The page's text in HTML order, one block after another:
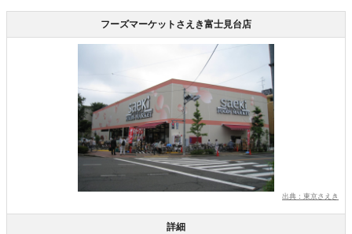
フーズマーケットさえき富士見台店
出典：東京さえき
詳細